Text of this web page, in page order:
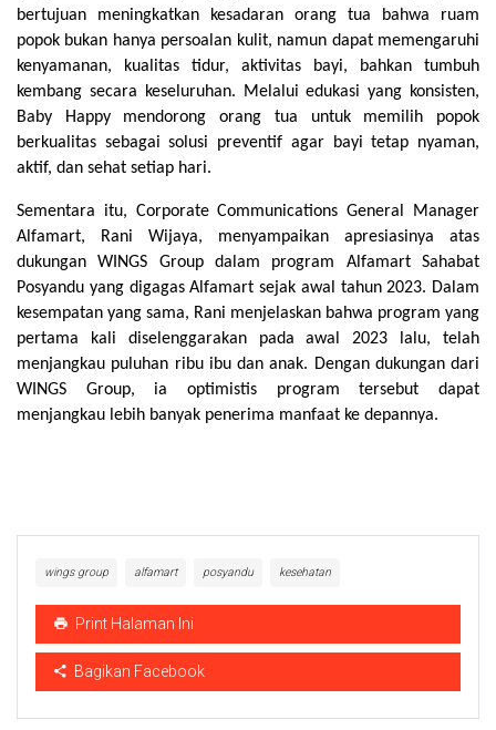
bertujuan meningkatkan kesadaran orang tua bahwa ruam
popok bukan hanya persoalan kulit, namun dapat memengaruhi
kenyamanan, kualitas tidur, aktivitas bayi, bahkan tumbuh
kembang secara keseluruhan. Melalui edukasi yang konsisten,
Baby Happy mendorong orang tua untuk memilih popok
berkualitas sebagai solusi preventif agar bayi tetap nyaman,
aktif, dan sehat setiap hari.
Sementara itu, Corporate Communications General Manager
Alfamart, Rani Wijaya, menyampaikan apresiasinya atas
dukungan WINGS Group dalam program Alfamart Sahabat
Posyandu yang digagas Alfamart sejak awal tahun 2023. Dalam
kesempatan yang sama, Rani menjelaskan bahwa program yang
pertama kali diselenggarakan pada awal 2023 lalu, telah
menjangkau puluhan ribu ibu dan anak. Dengan dukungan dari
WINGS Group, ia optimistis program tersebut dapat
menjangkau lebih banyak penerima manfaat ke depannya.
wings group alfamart posyandu kesehatan
Print Halaman Ini
Bagikan Facebook